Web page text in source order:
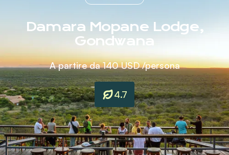
Damara Mopane Lodge,
Gondwana
A partire da140 USD/persona
4.7